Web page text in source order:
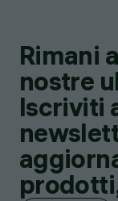
Rimani
nostre
Iscriviti